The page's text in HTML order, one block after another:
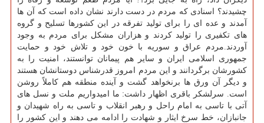
چشیدند؟ اسنادی كه مردم در دست دارند نشان داده است كه آن ها
آمدند و عده ای را برای تولید تفرقه در این كشورها تسلیح و گروه
های تكفیری را تولید كردند و هزاران مشكل برای مردم به وجود
آوردند.مردم عراق و سوریه با خون خود و تلاش خود و حمایت
جمهوری اسلامی ایران و سایر هم پیمانان توانستند، امنیت را به
كشورشان برگردانند و این مردم امروز قدرشناس دوستانشان هستند
و دیگر آن ورق ها برنخواهد گشت و آینده منطقه هم كاملاً روشن
است. سرلشكر باقری اظهار داشت: ما امیدواریم ملت و نسل های
آتی با تاسی به امام راحل و رهبر انقلاب و تاسی به راه شهیدان و
جانبازان، خط سرخ ایثار و شهادت را ادامه می دهند و این كشور را